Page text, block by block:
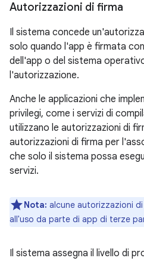
Autorizzazioni di firma
Il sistema concede
solo quando l'app è firmata
dell'app o del sistema
l'autorizzazione.
Anche le applicazioni che
privilegi, come i servizi di
utilizzano le autorizzazioni di
autorizzazioni di firma per
che solo il sistema possa
servizi.
Nota: alcune autorizzazioni
all'uso da parte di app di terze
Il sistema assegna il livello di